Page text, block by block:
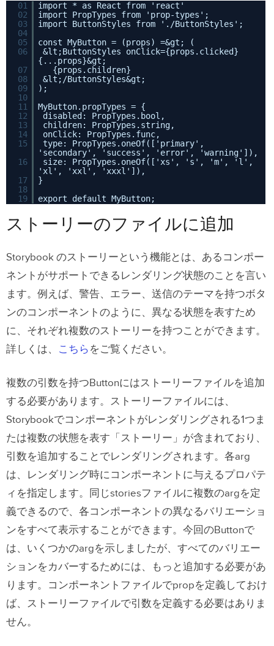
01
import * as React from 'react'
02
import PropTypes from 'prop-types';
03
import ButtonStyles from './ButtonStyles';
04
05
const MyButton = (props) =&gt; (
06
&lt;ButtonStyles onClick={props.clicked}
{...props}&gt;
07
{props.children}
08
&lt;/ButtonStyles&gt;
09
);
10
11
MyButton.propTypes = {
12
disabled: PropTypes.bool,
13
children: PropTypes.string,
14
onClick: PropTypes.func,
15
type: PropTypes.oneOf(['primary',
'secondary', 'success', 'error', 'warning']),
16
size: PropTypes.oneOf(['xs', 's', 'm', 'l',
'xl', 'xxl', 'xxxl']),
17
}
18
19
export default MyButton;
ストーリーのファイルに追加
Storybook のストーリーという機能とは、あるコンポー
ネントがサポートできるレンダリング状態のことを言い
ます。例えば、警告、エラー、送信のテーマを持つボタ
ンのコンポーネントのように、異なる状態を表すため
に、それぞれ複数のストーリーを持つことができます。
詳しくは、 こちら をご覧ください。
複数の引数を持つButtonにはストーリーファイルを追加
する必要があります。ストーリーファイルには、
Storybookでコンポーネントがレンダリングされる1つま
たは複数の状態を表す「ストーリー」が含まれており、
引数を追加することでレンダリングされます。各arg
は、レンダリング時にコンポーネントに与えるプロパテ
ィを指定します。同じstoriesファイルに複数のargを定
義できるので、各コンポーネントの異なるバリエーショ
ンをすべて表示することができます。今回のButtonで
は、いくつかのargを示しましたが、すべてのバリエー
ションをカバーするためには、もっと追加する必要があ
ります。コンポーネントファイルでpropを定義しておけ
ば、ストーリーファイルで引数を定義する必要はありま
せん。